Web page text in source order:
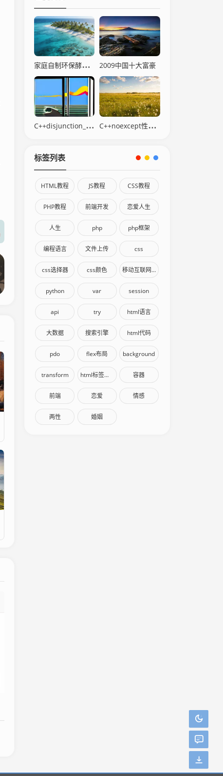
家庭自制环保酵素详细配比与制作流程 2009中国十大富豪
C++disjunction_v逻辑或变量模板 C++noexcept性能影响与适用场景
标签列表
HTML教程 JS教程 CSS教程
PHP教程 前端开发 恋爱人生
人生 php php框架
编程语言 文件上传 css
css选择器 css颜色 移动互联网终端
python var session
api try html语言
大数据 搜索引擎 html代码
pdo flex布局 background
transform html标签语义化 容器
前端 恋爱 情感
两性 婚姻